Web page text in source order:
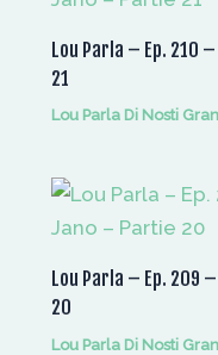
Lou Parla – Ep. 210
21
Lou Parla Di Nosti Gran
Lou Parla – Ep. 209
20
Lou Parla Di Nosti Gran